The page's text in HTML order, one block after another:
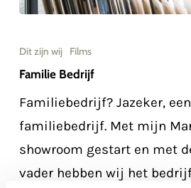
Dit zijn wij Films
Familie Bedrijf
Familiebedrijf? Jazeker,
familiebedrijf. Met mijn
showroom gestart en met
vader hebben wij het